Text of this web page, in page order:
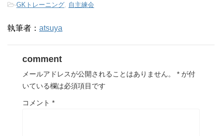
-GKトレーニング 自主練会
執筆者： atsuya
comment
メールアドレスが公開されることはありません。 * が付
いている欄は必須項目です
コメント *